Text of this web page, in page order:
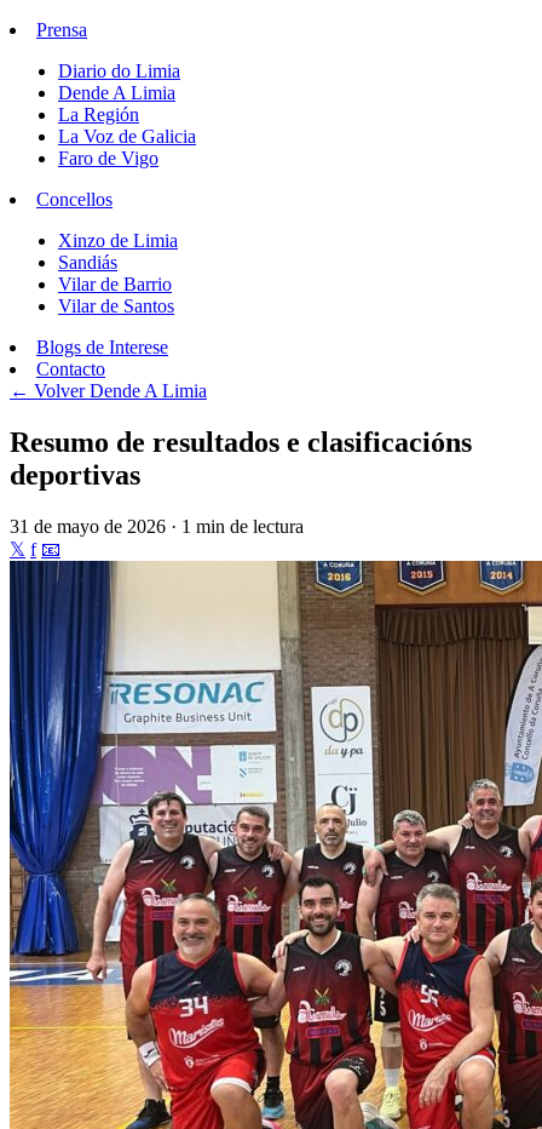
Prensa
Diario do Limia
Dende A Limia
La Región
La Voz de Galicia
Faro de Vigo
Concellos
Xinzo de Limia
Sandiás
Vilar de Barrio
Vilar de Santos
Blogs de Interese
Contacto
← VolverDende A Limia
Resumo de resultados e clasificacións
deportivas
31 de mayo de 2026 · 1 min de lectura
𝕏 f 📧